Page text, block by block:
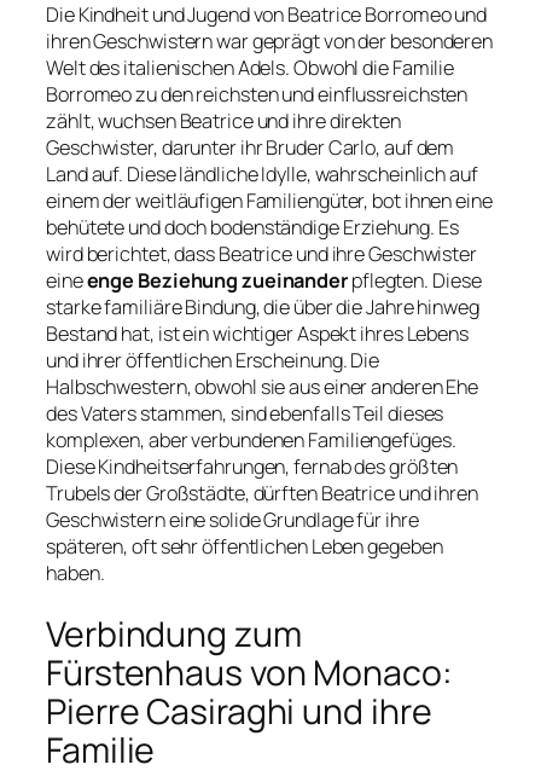
Die Kindheit und Jugend von Beatrice Borromeo und
ihren Geschwistern war geprägt von der besonderen
Welt des italienischen Adels. Obwohl die Familie
Borromeo zu den reichsten und einflussreichsten
zählt, wuchsen Beatrice und ihre direkten
Geschwister, darunter ihr Bruder Carlo, auf dem
Land auf. Diese ländliche Idylle, wahrscheinlich auf
einem der weitläufigen Familiengüter, bot ihnen eine
behütete und doch bodenständige Erziehung. Es
wird berichtet, dass Beatrice und ihre Geschwister
eineenge Beziehung zueinanderpflegten. Diese
starke familiäre Bindung, die über die Jahre hinweg
Bestand hat, ist ein wichtiger Aspekt ihres Lebens
und ihrer öffentlichen Erscheinung. Die
Halbschwestern, obwohl sie aus einer anderen Ehe
des Vaters stammen, sind ebenfalls Teil dieses
komplexen, aber verbundenen Familiengefüges.
Diese Kindheitserfahrungen, fernab des größten
Trubels der Großstädte, dürften Beatrice und ihren
Geschwistern eine solide Grundlage für ihre
späteren, oft sehr öffentlichen Leben gegeben
haben.
Verbindung zum
Fürstenhaus von Monaco:
Pierre Casiraghi und ihre
Familie